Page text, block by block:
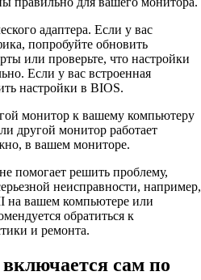
адаптера. Если у вас
попробуйте обновить
или проверьте, что настройки
Если у вас встроенная
настройки в BIOS.
монитор к вашему компьютеру
другой монитор работает
в вашем мониторе.
помогает решить проблему,
неисправности, например,
на вашем компьютере или
обратиться к
и ремонта.
сам по